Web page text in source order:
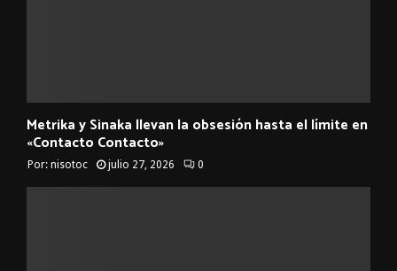
Metrika y Sinaka llevan la obsesión hasta el límite en
«Contacto Contacto»
Por: nisotoc julio 27, 2026 0